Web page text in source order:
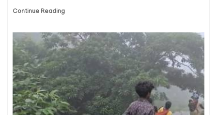
Continue Reading